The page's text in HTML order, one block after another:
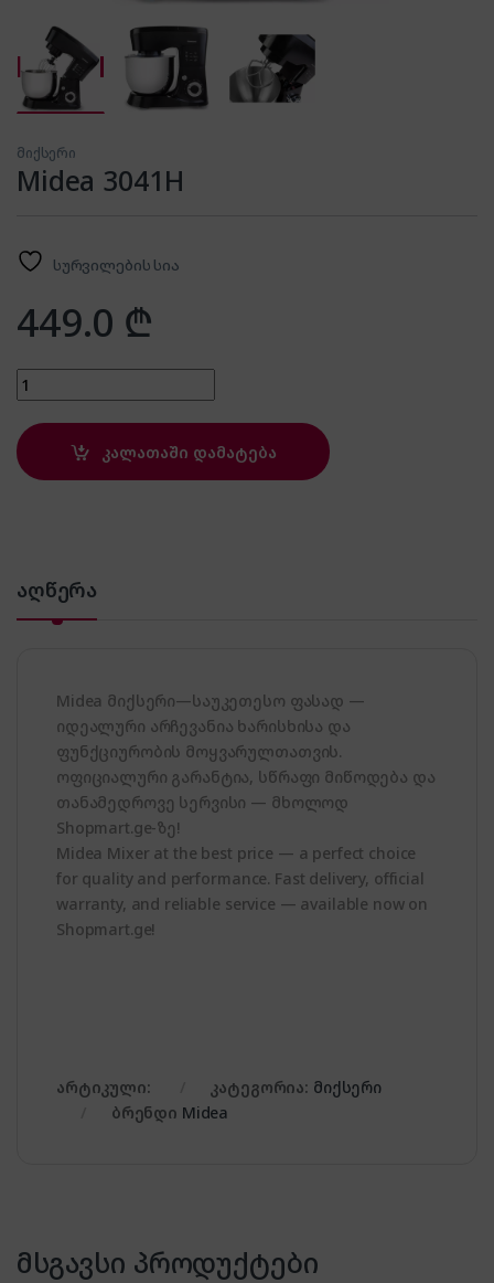
მიქსერი
Midea 3041H
სურვილების სია
449.0 ₾
Midea 3041H quantity
კალათაში დამატება
აღწერა
Midea მიქსერი—საუკეთესო ფასად —
იდეალური არჩევანია ხარისხისა და
ფუნქციურობის მოყვარულთათვის.
ოფიციალური გარანტია, სწრაფი მიწოდება და
თანამედროვე სერვისი — მხოლოდ
Shopmart.ge-ზე!
Midea Mixer at the best price — a perfect choice
for quality and performance. Fast delivery, official
warranty, and reliable service — available now on
Shopmart.ge!
არტიკული: კატეგორია: მიქსერი
ბრენდი Midea
მსგავსი პროდუქტები